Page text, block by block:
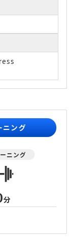
ニング
ニング
分